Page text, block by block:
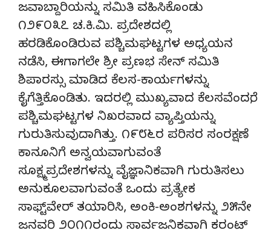
ಜವಾಬ್ದಾರಿಯನ್ನು ಸಮಿತಿ ವಹಿಸಿಕೊಂಡು
೧೨೯೦೩೭ ಚ.ಕಿ.ಮಿ. ಪ್ರದೇಶದಲ್ಲಿ
ಹರಡಿಕೊಂಡಿರುವ ಪಶ್ಚಿಮಘಟ್ಟಗಳ ಅಧ್ಯಯನ
ನಡೆಸಿ, ಈಗಾಗಲೇ ಶ್ರೀ ಪ್ರಣಭ ಸೇನ್ ಸಮಿತಿ
ಶಿಪಾರಸ್ಸು ಮಾಡಿದ ಕೆಲಸ-ಕಾರ್ಯಗಳನ್ನು
ಕೈಗೆತ್ತಿಕೊಂಡಿತು. ಇದರಲ್ಲಿ ಮುಖ್ಯವಾದ ಕೆಲಸವೆಂದರೆ,
ಪಶ್ಚಿಮಘಟ್ಟಗಳ ನಿಖರವಾದ ವ್ಯಾಪ್ತಿಯನ್ನು
ಗುರುತಿಸುವುದಾಗಿತ್ತು. ೧೯೮೬ರ ಪರಿಸರ ಸಂರಕ್ಷಣೆ
ಕಾನೂನಿಗೆ ಅನ್ವಯವಾಗುವಂತೆ
ಸೂಕ್ಷ್ಮಪ್ರದೇಶಗಳನ್ನು ವೈಜ್ಞಾನಿಕವಾಗಿ ಗುರುತಿಸಲು
ಅನುಕೂಲವಾಗುವಂತೆ ಒಂದು ಪ್ರತ್ಯೇಕ
ಸಾಫ್ಟ್‌ವೇರ್ ತಯಾರಿಸಿ, ಅಂಕಿ-ಅಂಶಗಳನ್ನು ೨೫ನೇ
ಜನವರಿ ೨೦೧೧ರಂದು ಸಾರ್ವಜನಿಕವಾಗಿ ಕರಂಟ್